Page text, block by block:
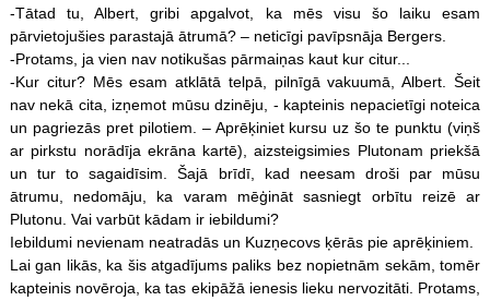
-Tātad tu, Albert, gribi apgalvot, ka mēs visu šo laiku esam
pārvietojušies parastajā ātrumā? – neticīgi pavīpsnāja Bergers.
-Protams, ja vien nav notikušas pārmaiņas kaut kur citur...
-Kur citur? Mēs esam atklātā telpā, pilnīgā vakuumā, Albert. Šeit
nav nekā cita, izņemot mūsu dzinēju, - kapteinis nepacietīgi noteica
un pagriezās pret pilotiem. – Aprēķiniet kursu uz šo te punktu (viņš
ar pirkstu norādīja ekrāna kartē), aizsteigsimies Plutonam priekšā
un tur to sagaidīsim. Šajā brīdī, kad neesam droši par mūsu
ātrumu, nedomāju, ka varam mēģināt sasniegt orbītu reizē ar
Plutonu. Vai varbūt kādam ir iebildumi?
Iebildumi nevienam neatradās un Kuzņecovs ķērās pie aprēķiniem.
Lai gan likās, ka šis atgadījums paliks bez nopietnām sekām, tomēr
kapteinis novēroja, ka tas ekipāžā ienesis lieku nervozitāti. Protams,